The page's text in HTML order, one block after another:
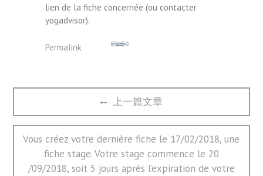
lien de la fiche concernée (ou contacter
yogadvisor).
Permalink
文
导
航
Previous
post:
上一篇文章
Next
Vous créez votre dernière fiche le 17/02/2018, une
fiche stage. Votre stage commence le 20
/09/2018, soit 5 jours après l’expiration de votre